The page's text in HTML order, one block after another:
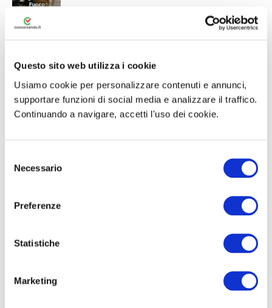
Questo sito web utilizza i cookie
Usiamo cookie per personalizzare contenuti e annunci,
supportare funzioni di social media e analizzare il traffico.
Continuando a navigare, accetti l'uso dei cookie.
Necessario
Preferenze
Statistiche
Marketing
Concorso Università Firenze categorie
protette 2026 – 18 posti per collaboratori
Come lavorare in un Porto – La guida e i
posti: Prove scritte Suppletive (ecco le date)
Tirocini e Stage – Tutte le opportunità di